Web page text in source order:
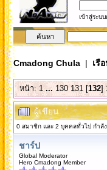
เข้าสู่ระบ
Cmadong Chula| เรื
หน้า:1 ... 130 131 [132]
ผู้เขียน
0 สมาชิก และ 2 บุคคลทั่วไป กำลั
ชาร์ป
Global Moderator
Hero Cmadong Member